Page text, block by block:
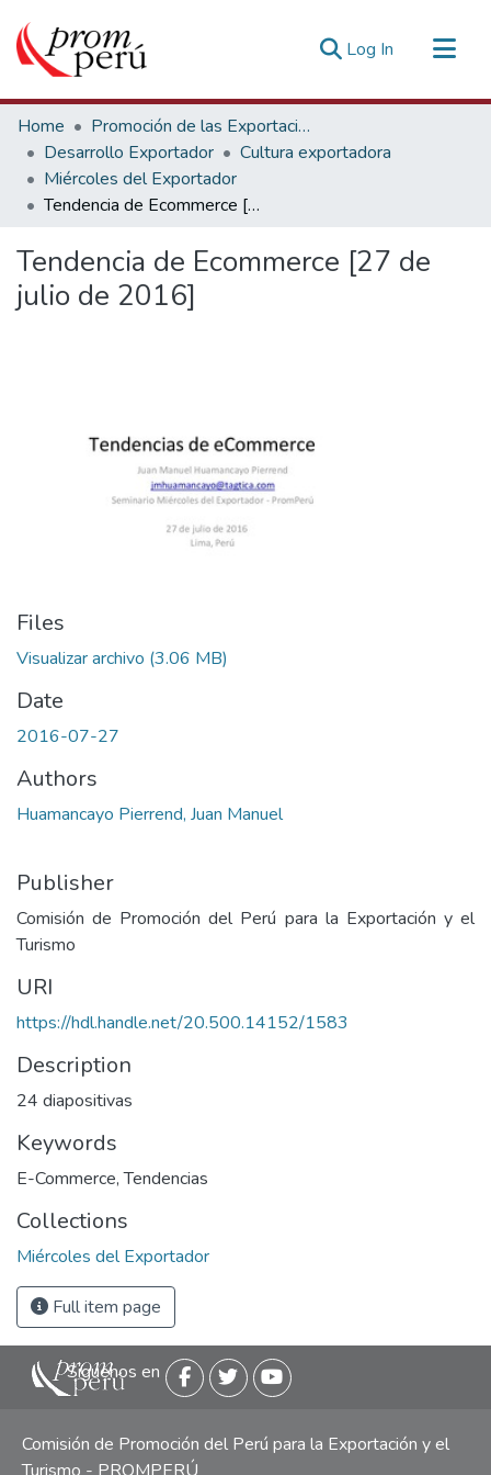
Log In (current)
Communities & Collections
All of DSpace
Statistics
Estadísticas Externas
Home
Promoción de las Exportaciones
Desarrollo Exportador
Cultura exportadora
Miércoles del Exportador
Tendencia de Ecommerce [27 de julio de 2016]
Tendencia de Ecommerce [27 de
julio de 2016]
Files
Visualizar archivo (3.06 MB)
Date
2016-07-27
Authors
Huamancayo Pierrend, Juan Manuel
Publisher
Comisión de Promoción del Perú para la Exportación y el
Turismo
URI
https://hdl.handle.net/20.500.14152/1583
Description
24 diapositivas
Keywords
E-Commerce,Tendencias
Collections
Miércoles del Exportador
Full item page
Siguenos en
Comisión de Promoción del Perú para la Exportación y el